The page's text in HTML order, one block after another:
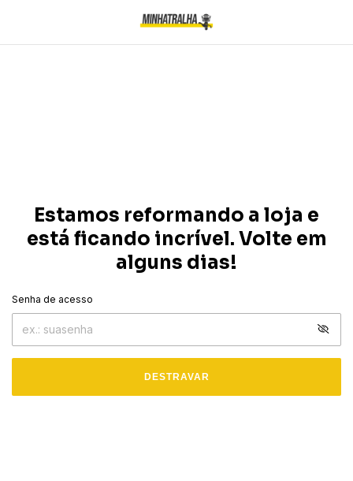
Estamos reformando a loja e
está ficando incrível. Volte em
alguns dias!
Senha de acesso
DESTRAVAR